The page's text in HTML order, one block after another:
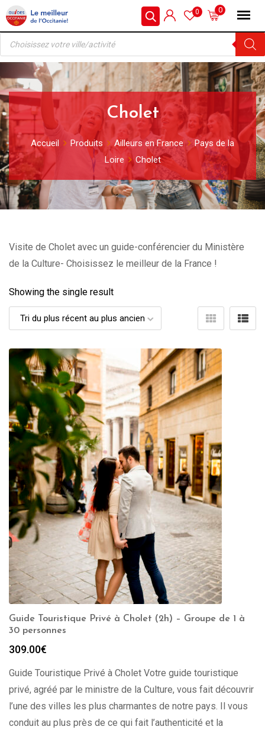
Skip
to
content
0
0
Recherche
produits
Cholet
Accueil Produits Ailleurs en France
Pays de la
Loire
Cholet
Visite de Cholet avec un guide-conférencier du Ministère
de la Culture- Choisissez le meilleur de la France !
Showing the single result
Guide Touristique Privé à Cholet (2h) – Groupe de 1 à
30 personnes
309.00€
Guide Touristique Privé à Cholet Votre guide touristique
privé, agréé par le ministre de la Culture, vous fait découvrir
l’une des villes les plus charmantes de notre pays. Il vous
conduit au plus près de ce qui fait l’authenticité et la